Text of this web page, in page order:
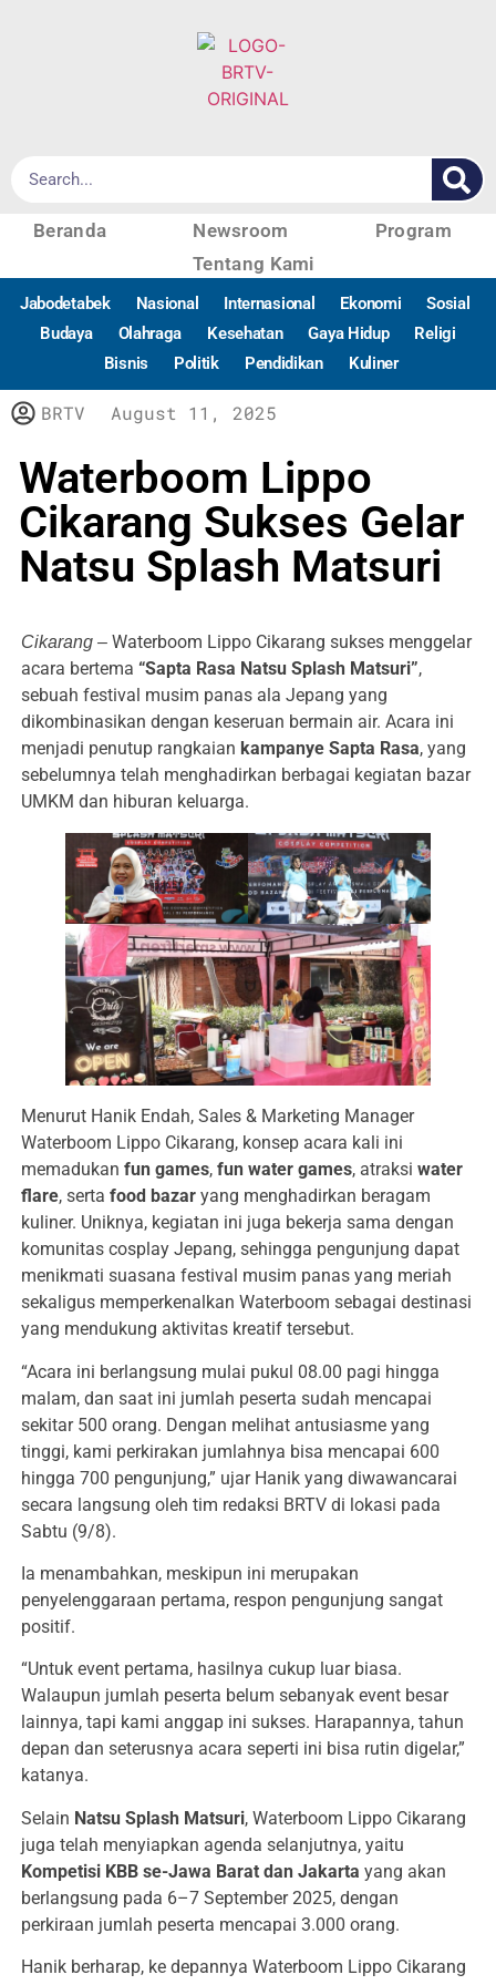
Beranda Newsroom
Program
Tentang Kami
Jabodetabek Nasional Internasional Ekonomi
Sosial
Budaya
Olahraga Kesehatan Gaya Hidup
Religi
Bisnis
Politik Pendidikan Kuliner
BRTV August 11, 2025
Waterboom Lippo
Cikarang Sukses Gelar
Natsu Splash Matsuri
Cikarang – Waterboom Lippo Cikarang sukses menggelar
acara bertema “Sapta Rasa Natsu Splash Matsuri”,
sebuah festival musim panas ala Jepang yang
dikombinasikan dengan keseruan bermain air. Acara ini
menjadi penutup rangkaian kampanye Sapta Rasa, yang
sebelumnya telah menghadirkan berbagai kegiatan bazar
UMKM dan hiburan keluarga.
Menurut Hanik Endah, Sales & Marketing Manager
Waterboom Lippo Cikarang, konsep acara kali ini
memadukan fun games, fun water games, atraksi water
flare, serta food bazar yang menghadirkan beragam
kuliner. Uniknya, kegiatan ini juga bekerja sama dengan
komunitas cosplay Jepang, sehingga pengunjung dapat
menikmati suasana festival musim panas yang meriah
sekaligus memperkenalkan Waterboom sebagai destinasi
yang mendukung aktivitas kreatif tersebut.
“Acara ini berlangsung mulai pukul 08.00 pagi hingga
malam, dan saat ini jumlah peserta sudah mencapai
sekitar 500 orang. Dengan melihat antusiasme yang
tinggi, kami perkirakan jumlahnya bisa mencapai 600
hingga 700 pengunjung,” ujar Hanik yang diwawancarai
secara langsung oleh tim redaksi BRTV di lokasi pada
Sabtu (9/8).
Ia menambahkan, meskipun ini merupakan
penyelenggaraan pertama, respon pengunjung sangat
positif.
“Untuk event pertama, hasilnya cukup luar biasa.
Walaupun jumlah peserta belum sebanyak event besar
lainnya, tapi kami anggap ini sukses. Harapannya, tahun
depan dan seterusnya acara seperti ini bisa rutin digelar,”
katanya.
Selain Natsu Splash Matsuri, Waterboom Lippo Cikarang
juga telah menyiapkan agenda selanjutnya, yaitu
Kompetisi KBB se-Jawa Barat dan Jakarta yang akan
berlangsung pada 6–7 September 2025, dengan
perkiraan jumlah peserta mencapai 3.000 orang.
Hanik berharap, ke depannya Waterboom Lippo Cikarang